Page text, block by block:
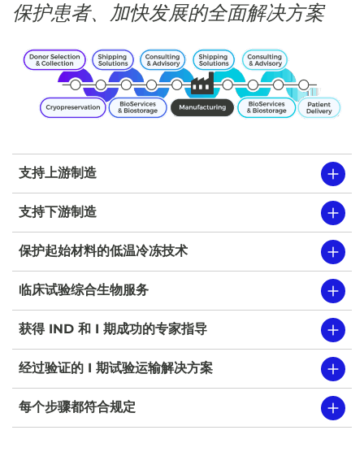
保护患者、加快发展的全面解决方案
支持上游制造
支持下游制造
保护起始材料的低温冷冻技术
临床试验综合生物服务
获得 IND 和 I 期成功的专家指导
经过验证的 I 期试验运输解决方案
每个步骤都符合规定